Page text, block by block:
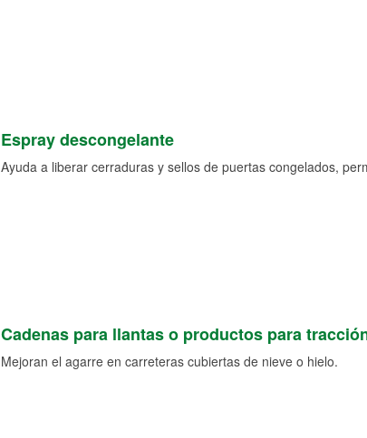
Espray descongelante
Ayuda a liberar cerraduras y sellos de puertas congelados,
Cadenas para llantas o productos para
Mejoran el agarre en carreteras cubiertas de nieve o hielo.